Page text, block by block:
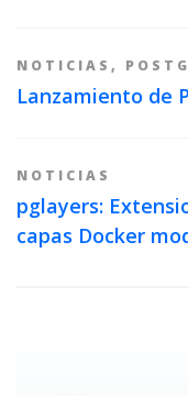
NOTICIAS ,
Lanzamiento de
NOTICIAS
pglayers:
capas Docker